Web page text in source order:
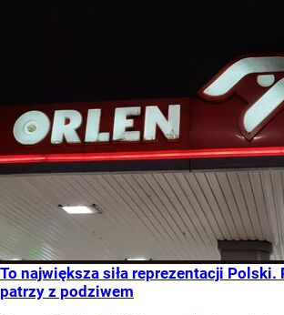
To największa siła reprezentacji Polski.
patrzy z podziwem